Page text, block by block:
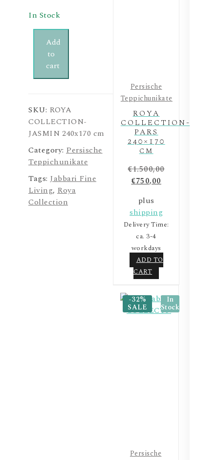
In Stock
Add
to
cart
SKU: ROYA
COLLECTION-
JASMIN 240x170 cm
Category: Persische
Teppichunikate
Tags: Jabbari Fine
Living, Roya
Collection
Persische
Teppichunikate
ROYA
COLLECTION-
PARS
240×170
cm
€1.500,00
€750,00
plus
shipping
Delivery Time:
ca. 3-4
workdays
ADD TO
CART
Persische
-32%
SALE
In
Stock